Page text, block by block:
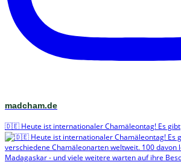
madcham.de
🇩🇪 Heute ist internationaler Chamäleontag! Es gibt